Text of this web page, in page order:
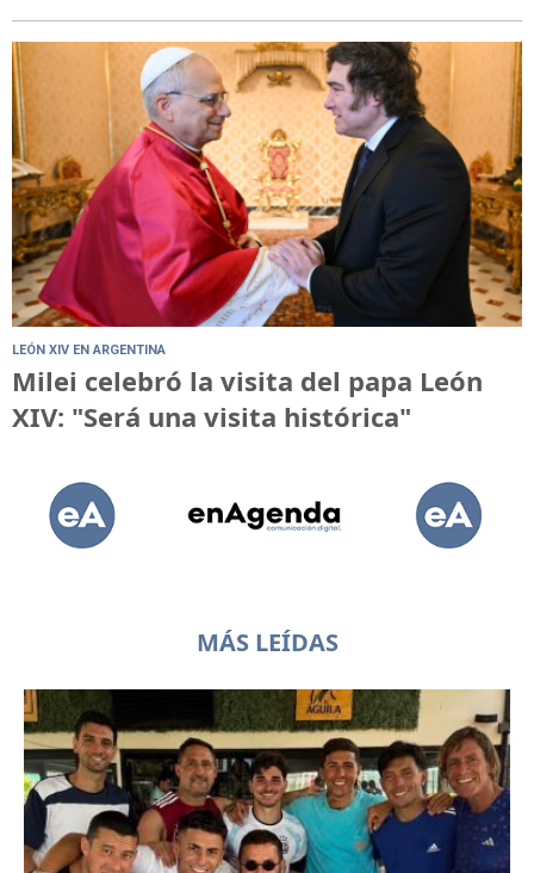
LEÓN XIV EN ARGENTINA
Milei celebró la visita del papa León
XIV: "Será una visita histórica"
MÁS LEÍDAS